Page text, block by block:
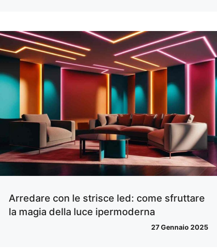
Arredare con le strisce led: come sfruttare
la magia della luce ipermoderna
27 Gennaio 2025